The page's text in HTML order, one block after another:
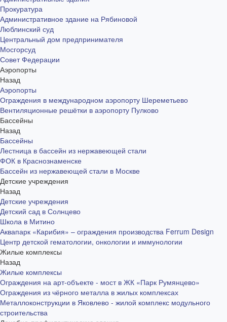
Прокуратура
Административное здание на Рябиновой
Люблинский суд
Центральный дом предпринимателя
Мосгорсуд
Совет Федерации
Аэропорты
Назад
Аэропорты
Ограждения в международном аэропорту Шереметьево
Вентиляционные решётки в аэропорту Пулково
Бассейны
Назад
Бассейны
Лестница в бассейн из нержавеющей стали
ФОК в Краснознаменске
Бассейн из нержавеющей стали в Москве
Детские учреждения
Назад
Детские учреждения
Детский сад в Солнцево
Школа в Митино
Аквапарк «Карибия» – ограждения производства Ferrum Design
Центр детской гематологии, онкологии и иммунологии
Жилые комплексы
Назад
Жилые комплексы
Ограждения на арт-объекте - мост в ЖК «Парк Румянцево»
Ограждения из чёрного металла в жилых комплексах
Металлоконструкции в Яковлево - жилой комплекс модульного
строительства